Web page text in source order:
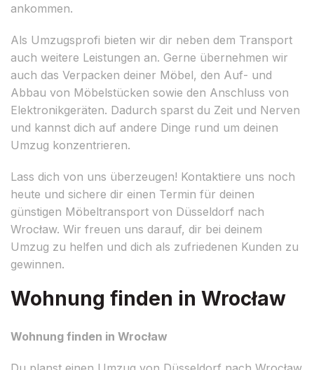
ankommen.
Als Umzugsprofi bieten wir dir neben dem Transport
auch weitere Leistungen an. Gerne übernehmen wir
auch das Verpacken deiner Möbel, den Auf- und
Abbau von Möbelstücken sowie den Anschluss von
Elektronikgeräten. Dadurch sparst du Zeit und Nerven
und kannst dich auf andere Dinge rund um deinen
Umzug konzentrieren.
Lass dich von uns überzeugen! Kontaktiere uns noch
heute und sichere dir einen Termin für deinen
günstigen Möbeltransport von Düsseldorf nach
Wrocław. Wir freuen uns darauf, dir bei deinem
Umzug zu helfen und dich als zufriedenen Kunden zu
gewinnen.
Wohnung finden in Wrocław
Wohnung finden in Wrocław